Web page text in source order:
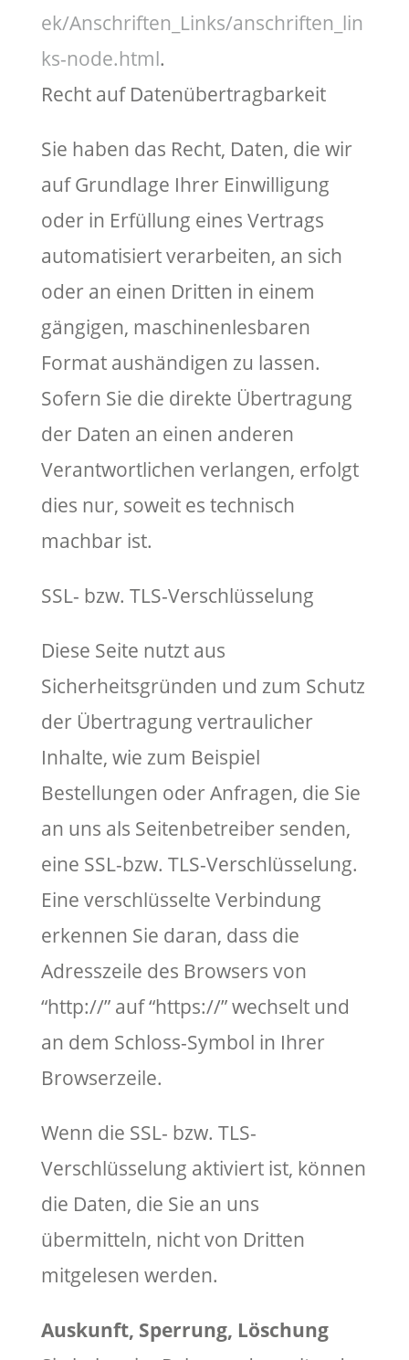
ek/Anschriften_Links/anschriften_lin
ks-node.html.
Recht auf Datenübertragbarkeit
Sie haben das Recht, Daten, die wir
auf Grundlage Ihrer Einwilligung
oder in Erfüllung eines Vertrags
automatisiert verarbeiten, an sich
oder an einen Dritten in einem
gängigen, maschinenlesbaren
Format aushändigen zu lassen.
Sofern Sie die direkte Übertragung
der Daten an einen anderen
Verantwortlichen verlangen, erfolgt
dies nur, soweit es technisch
machbar ist.
SSL- bzw. TLS-Verschlüsselung
Diese Seite nutzt aus
Sicherheitsgründen und zum Schutz
der Übertragung vertraulicher
Inhalte, wie zum Beispiel
Bestellungen oder Anfragen, die Sie
an uns als Seitenbetreiber senden,
eine SSL-bzw. TLS-Verschlüsselung.
Eine verschlüsselte Verbindung
erkennen Sie daran, dass die
Adresszeile des Browsers von
“http://” auf “https://” wechselt und
an dem Schloss-Symbol in Ihrer
Browserzeile.
Wenn die SSL- bzw. TLS-
Verschlüsselung aktiviert ist, können
die Daten, die Sie an uns
übermitteln, nicht von Dritten
mitgelesen werden.
Auskunft, Sperrung, Löschung